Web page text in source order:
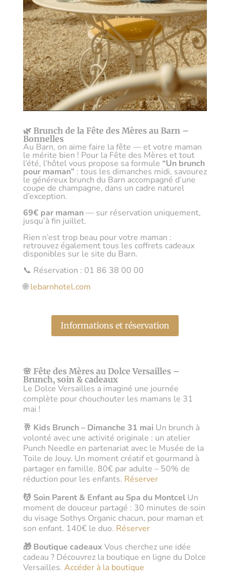
🌿 Brunch de la Fête des Mères au Barn –
Bonnelles
Au Barn, on aime faire la fête — et votre maman
le mérite bien ! Pour la Fête des Mères et tout
l’été, l’hôtel vous propose sa formule “Un brunch
pour maman”: tous les dimanches midi, savourez
le généreux brunch du Barn accompagné d’une
coupe de champagne, dans un cadre naturel
d’exception.
69€ par maman— sur réservation uniquement,
jusqu’à fin juillet.
Rien n’est trop beau pour votre maman :
retrouvez également tous les coffrets cadeaux
disponibles sur le site du Barn.
📞 Réservation : 01 86 38 00 00
🌐lebarnhotel.com
Informations et réservation
🌸 Fête des Mères au Dolce Versailles –
Brunch, soin & cadeaux
Le Dolce Versailles a imaginé une journée
complète pour chouchouter les mamans le 31
mai !
🥂 Kids Brunch – Dimanche 31 mai Un brunch à
volonté avec une activité originale : un atelier
Punch Needle en partenariat avec le Musée de la
Toile de Jouy. Un moment créatif et gourmand à
partager en famille. 80€ par adulte – 50% de
réduction pour les enfants. Réserver
💆 Soin Parent & Enfant au Spa du MontcelUn
moment de douceur partagé : 30 minutes de soin
du visage Sothys Organic chacun, pour maman et
son enfant. 140€ le duo. Réserver
🎁 Boutique cadeaux Vous cherchez une idée
cadeau ? Découvrez la boutique en ligne du Dolce
Versailles. Accéder à la boutique